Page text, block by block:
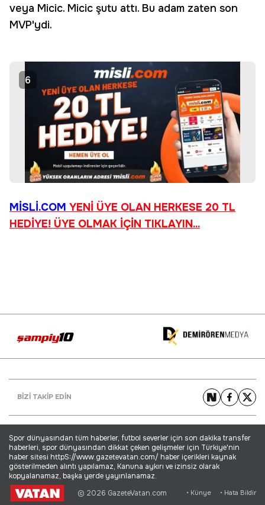
veya Micic. Micic şutu attı. Bu adam zaten son
MVP'ydi.
6
MİSLİ.COM YENİ ÜYE OLAN HERKESE 20 TL
HEDİYE! ÜYE OLMAK İÇİN TIKLAYIN...
BİZİ TAKİP EDİN
Spor dünyasından tüm haberler, futbol severler için son dakika transfer
haberleri, spor dünyasından dikkat çeken gelişmeler için Türkiye'nin
haber sitesi httpS://www.gazetevatan.com/ haber içerikleri kaynak
gösterilmeden alıntı yapılamaz, Kanuna aykırı ve izinsiz olarak
kopyalanamaz, başka yerde yayınlanamaz.
© 2026 GazeteVatan.com
• Künye • Hata Bildir